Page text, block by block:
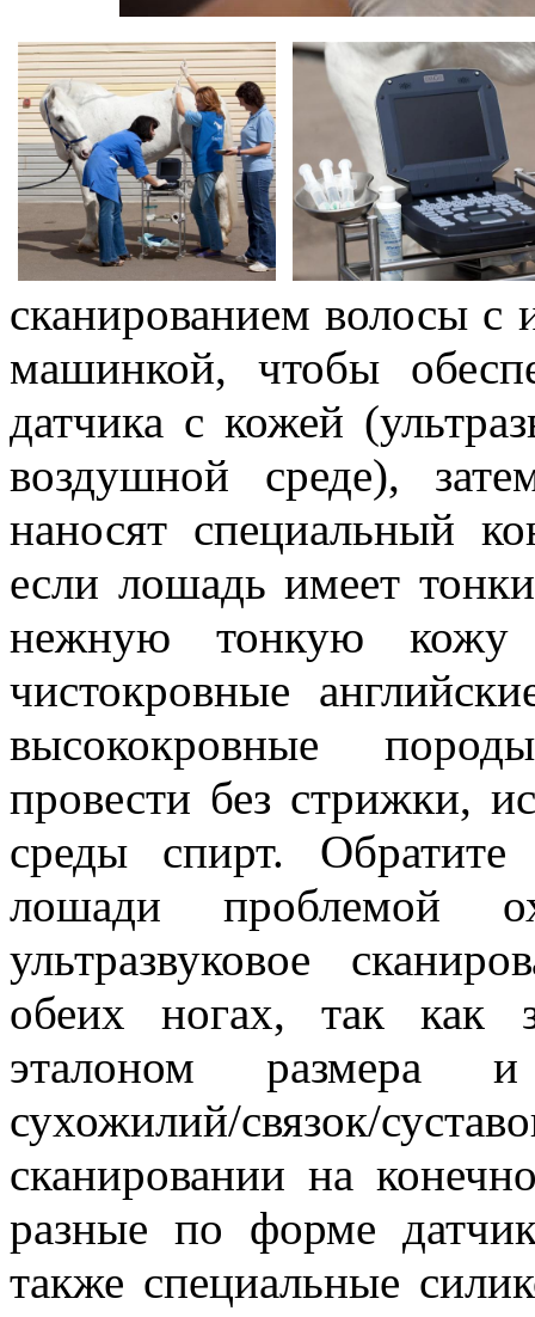
сканированием волосы с
машинкой, чтобы
датчика с кожей
воздушной среде),
наносят специальный
если лошадь имеет
нежную тонкую кожу
чистокровные
высококровные
провести без стрижки,
среды спирт.
лошади проблемой
ультразвуковое
обеих ногах, так как
эталоном размера и
сухожилий/связок/
сканировании на
разные по форме
также специальные